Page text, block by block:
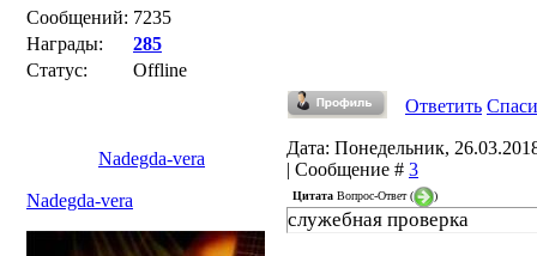
Сообщений: 7235
Награды:
285
Статус:
Offline
Ответить
Nadegda-vera
Дата: Понедельник,
| Сообщение # 3
Nadegda-vera
Цитата Вопрос-Ответ( )
служебная проверка